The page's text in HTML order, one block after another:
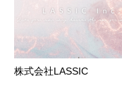
株式会社LASSIC